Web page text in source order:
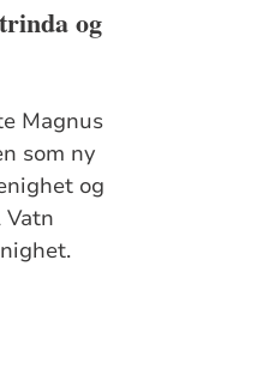
og
Magnus
som ny
og
Vatn